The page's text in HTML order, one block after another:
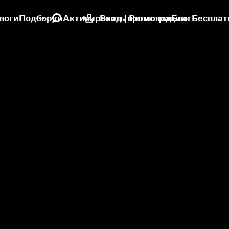
ПодборкиАктивировать промокодБлог
Вход | Регистрация